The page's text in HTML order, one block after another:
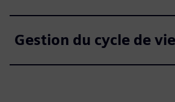
Gestion du cycle de vie